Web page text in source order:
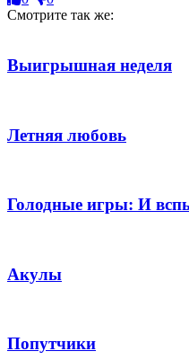
Смотрите так же:
Выигрышная неделя
Летняя любовь
Голодные игры: И
Акулы
Попутчики